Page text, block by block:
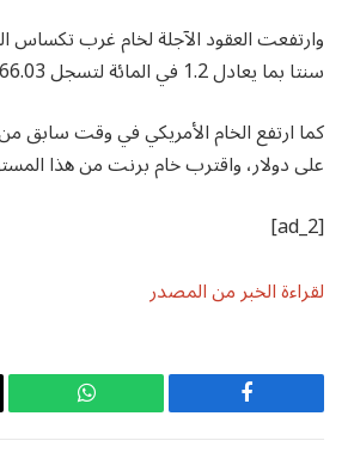
سنتا بما يعادل 1.2 في المائة لتسجل 66.03 دولار للبرميل.
كما ارتفع الخام الأمريكي في وقت سابق
على دولار، واقترب خام برنت من هذا
[ad_2]
لقراءة الخبر من المصدر
فيسبوك واتساب